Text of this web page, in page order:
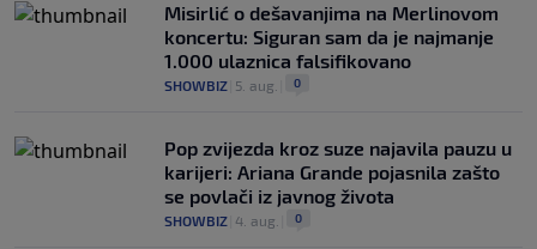
Misirlić o dešavanjima na Merlinovom
koncertu: Siguran sam da je najmanje
1.000 ulaznica falsifikovano
SHOWBIZ 5. aug. 0
Pop zvijezda kroz suze najavila pauzu u
karijeri: Ariana Grande pojasnila zašto
se povlači iz javnog života
SHOWBIZ 4. aug. 0